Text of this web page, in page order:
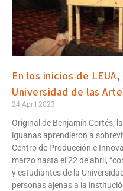
En los inicios de
Universidad de las
24 April 2023
Original de Benjamín Cortés,
iguanas aprendieron a
Centro de Producción e
marzo hasta el 22 de abril,
y estudiantes de la
personas ajenas a la